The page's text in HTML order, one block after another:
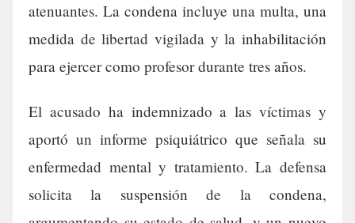
atenuantes. La condena incluye una multa, una
medida de libertad vigilada y la inhabilitación
para ejercer como profesor durante tres años.
El acusado ha indemnizado a las víctimas y
aportó un informe psiquiátrico que señala su
enfermedad mental y tratamiento. La defensa
solicita la suspensión de la condena,